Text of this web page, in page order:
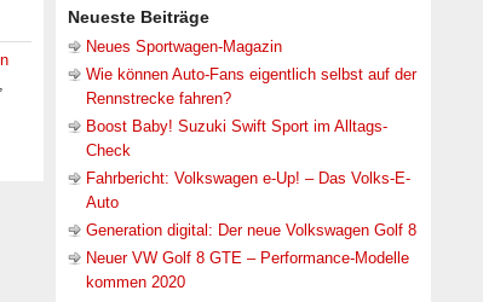
,
Neueste Beiträge
Neues Sportwagen-Magazin
Wie können Auto-Fans eigentlich selbst auf der
Rennstrecke fahren?
Boost Baby! Suzuki Swift Sport im Alltags-
Check
Fahrbericht: Volkswagen e-Up! – Das Volks-E-
Auto
Generation digital: Der neue Volkswagen Golf 8
Neuer VW Golf 8 GTE – Performance-Modelle
kommen 2020